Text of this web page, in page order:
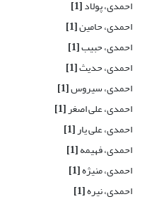
احمدی، پولاد[1]
احمدی، حامین[1]
احمدی، حبیب[1]
احمدی، حدیث[1]
احمدی، سیروس[1]
احمدی، علی اصغر[1]
احمدی، علی یار[1]
احمدی، فهیمه[1]
احمدی، منیژه[1]
احمدی، نیره[1]